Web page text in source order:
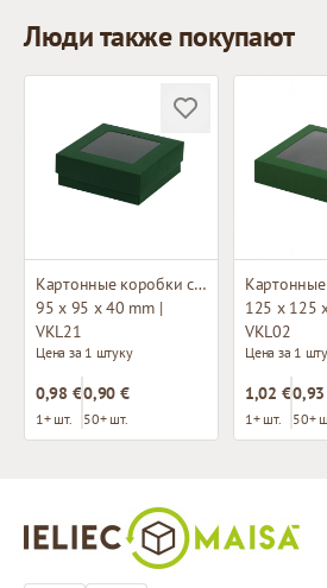
Люди также покупают
Картонные коробки с окном
95 x 95 x 40 mm |
VKL21
Цена за 1 штуку
0,98 €
1+ шт.
0,90 €
50+ шт.
125 x 125
VKL02
Цена за 1
1,02 €
1+ шт. 50+